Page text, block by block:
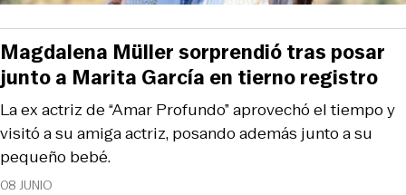
08 JUNIO
La ex actriz de “Amar Profundo” aprovechó el tiempo y
visitó a su amiga actriz, posando además junto a su
pequeño bebé.
Magdalena Müller sorprendió tras posar
junto a Marita García en tierno registro